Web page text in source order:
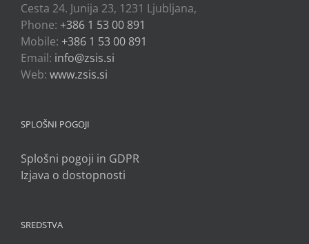
Cesta 24. Junija 23, 1231 Ljubljana,
Phone: +386 1 53 00 891
Mobile: +386 1 53 00 891
Email: info@zsis.si
Web: www.zsis.si
SPLOŠNI POGOJI
Splošni pogoji in GDPR
Izjava o dostopnosti
SREDSTVA